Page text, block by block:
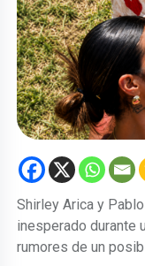
Shirley Arica y
inesperado durante
rumores de un